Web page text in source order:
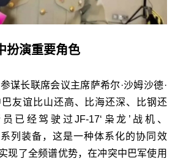
扮演重要角色
谋长联席会议主席萨希尔·沙姆沙德·
友谊比山还高、比海还深、比钢还
已经驾驶过JF-17‘枭龙’战机、
列装备，这是一种体系化的协同效
现了全频谱优势，在冲突中巴军使用